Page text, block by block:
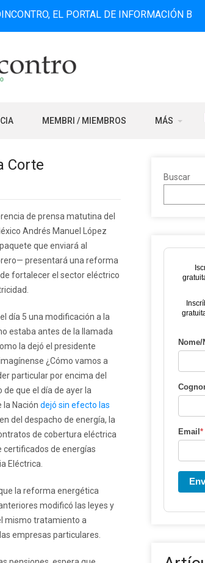
EL PORTAL DE INFORMACIÓN BILINGÜE
MEMBRI / MIEMBROS MÁS
Corte
de prensa matutina del
Andrés Manuel López
que enviará al
presentará una reforma
fortalecer el sector eléctrico
día 5 una modificación a la
estaba antes de la llamada
la dejó el presidente
¿Cómo vamos a
particular por encima del
que el día de ayer la
la Nación dejó sin efecto las
del despacho de energía, la
de cobertura eléctrica
certificados de energías
Eléctrica.
la reforma energética
modificó las leyes y
mismo tratamiento a
empresas particulares.
Buscar
Email *